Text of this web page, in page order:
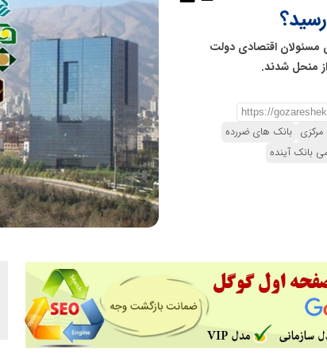
مسئولان اقتصادی دولت
مرکزی بانک های ضررده
بانک آینده